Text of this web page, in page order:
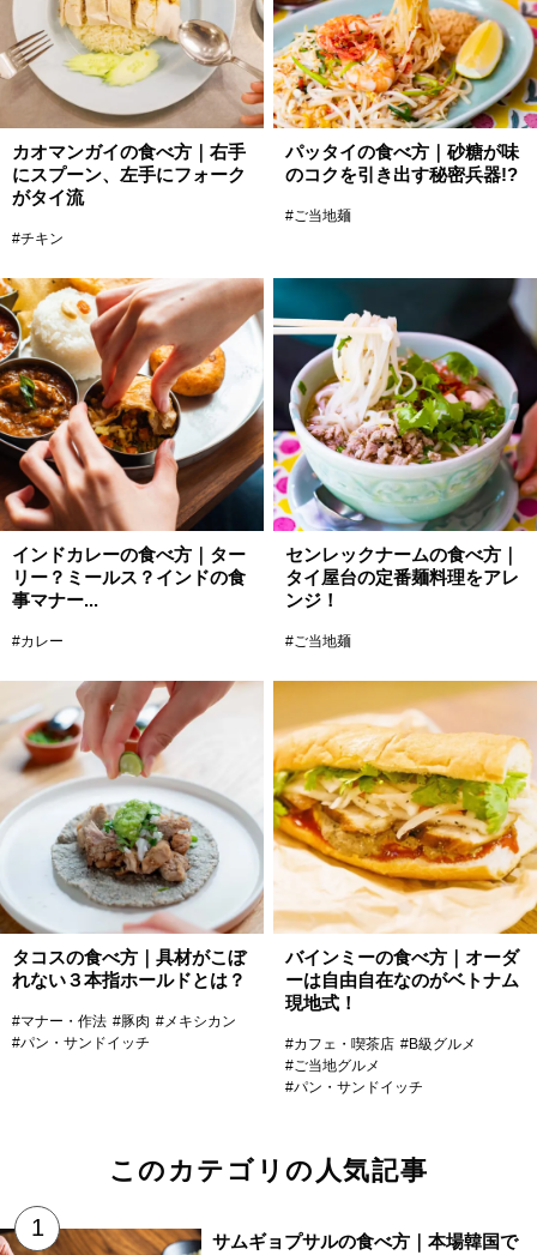
カオマンガイの食べ方｜右手
にスプーン、左手にフォーク
がタイ流
#チキン
パッタイの食べ方｜砂糖が味
のコクを引き出す秘密兵器!?
#ご当地麺
インドカレーの食べ方｜ター
リー？ミールス？インドの食
事マナー...
#カレー
センレックナームの食べ方｜
タイ屋台の定番麺料理をアレ
ンジ！
#ご当地麺
タコスの食べ方｜具材がこぼ
れない３本指ホールドとは？
#マナー・作法 #豚肉 #メキシカン
#パン・サンドイッチ
バインミーの食べ方｜オーダ
ーは自由自在なのがベトナム
現地式！
#カフェ・喫茶店 #B級グルメ
#ご当地グルメ
#パン・サンドイッチ
このカテゴリの人気記事
サムギョプサルの食べ方｜本場韓国で